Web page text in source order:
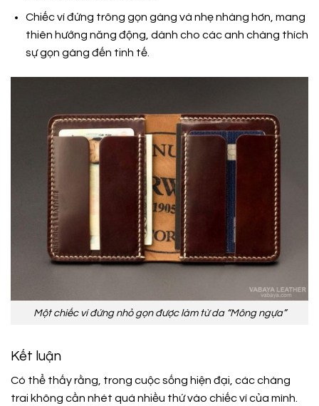
Chiếc ví đứng trông gọn gàng và nhẹ nhàng hơn, mang
thiên hướng năng động, dành cho các anh chàng thích
sự gọn gàng đến tinh tế.
Một chiếc ví đứng nhỏ gọn được làm từ da “Mông ngựa”
Kết luận
Có thể thấy rằng, trong cuộc sống hiện đại, các chàng
trai không cần nhét quá nhiều thứ vào chiếc ví của mình.